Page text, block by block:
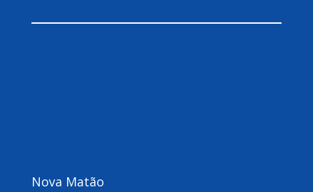
Nova Matão